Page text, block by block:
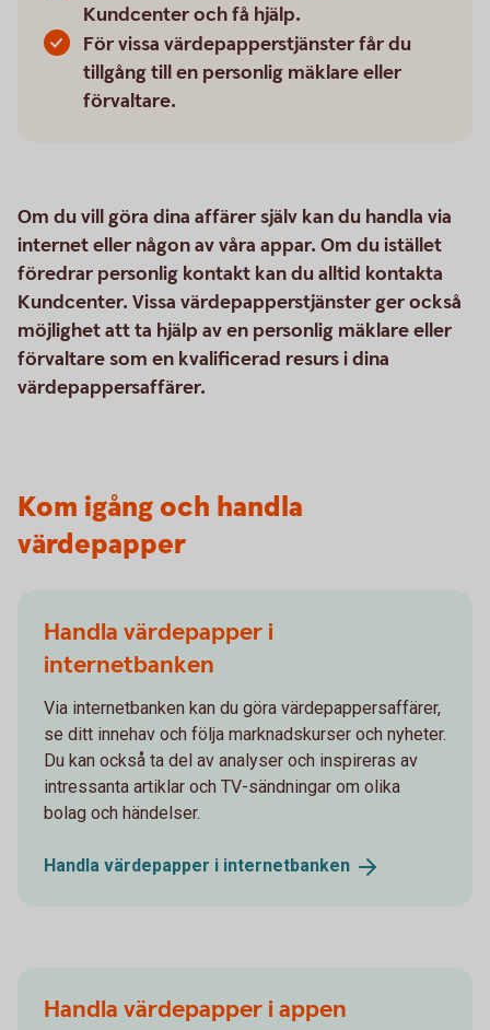
Kundcenter och få hjälp.
För vissa värdepapperstjänster får du
tillgång till en personlig mäklare eller
förvaltare.
Om du vill göra dina affärer själv kan du handla via
internet eller någon av våra appar. Om du istället
föredrar personlig kontakt kan du alltid kontakta
Kundcenter. Vissa värdepapperstjänster ger också
möjlighet att ta hjälp av en personlig mäklare eller
förvaltare som en kvalificerad resurs i dina
värdepappersaffärer.
Kom igång och handla
värdepapper
Handla värdepapper i
internetbanken
Via internetbanken kan du göra värdepappersaffärer,
se ditt innehav och följa marknadskurser och nyheter.
Du kan också ta del av analyser och inspireras av
intressanta artiklar och TV-sändningar om olika
bolag och händelser.
Handla värdepapper i internetbanken
Handla värdepapper i appen